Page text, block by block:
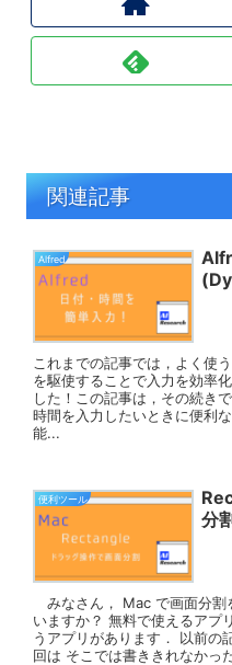
関連記事
Alfred
これまでの記事では，よく使
を駆使することで入力を効率
した！この記事は，その続き
時間を入力したいときに便利
能...
便利ツール
分
みなさん， Mac で画面分割
いますか？ 無料で使えるアプ
うアプリがあります． 以前の
回は そこでは書ききれなかっ